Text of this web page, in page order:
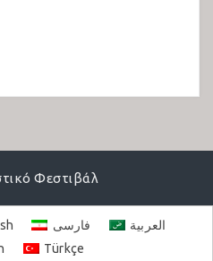
Φεστιβάλ
فارسی
العربية
Türkçe